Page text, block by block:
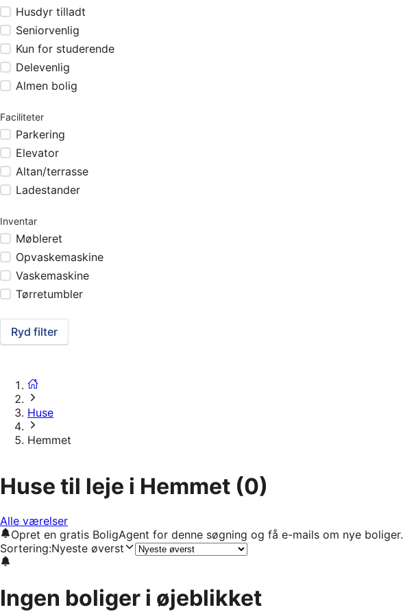
Husdyr tilladt
Seniorvenlig
Kun for studerende
Delevenlig
Almen bolig
Faciliteter
Parkering
Elevator
Altan/terrasse
Ladestander
Inventar
Møbleret
Opvaskemaskine
Vaskemaskine
Tørretumbler
Ryd filter
Huse
Hemmet
Huse til leje i Hemmet (0)
Alle værelser
Opret en gratis BoligAgent for denne søgning og få e-mails om nye boliger.
Sortering:Nyeste øverst
Ingen boliger i øjeblikket